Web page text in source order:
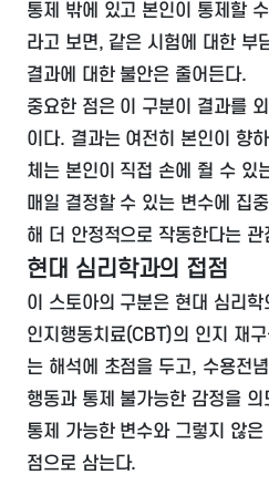
통제 밖에 있고 본인이 통제할
라고 보면, 같은 시험에 대한 부
결과에 대한 불안은 줄어든다.
중요한 점은 이 구분이 결과를
이다. 결과는 여전히 본인이 향
체는 본인이 직접 손에 쥘 수 있
매일 결정할 수 있는 변수에 집
해 더 안정적으로 작동한다는 관
현대 심리학과의 접점
이 스토아의 구분은 현대 심리
인지행동치료(CBT)의 인지 재
는 해석에 초점을 두고, 수용전
행동과 통제 불가능한 감정을
통제 가능한 변수와 그렇지 않
점으로 삼는다.